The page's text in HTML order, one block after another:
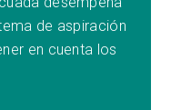
de aspiración
en cuenta los